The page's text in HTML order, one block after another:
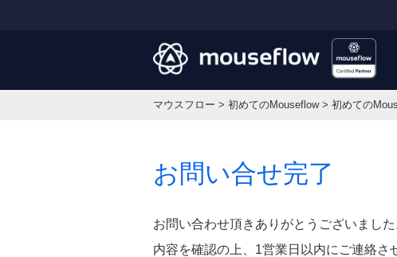
マウスフロー > 初めてのMouseflow> 初めての
お問い合せ完了
お問い合わせ頂きありがとうございました
内容を確認の上、1営業日以内にご連絡さ